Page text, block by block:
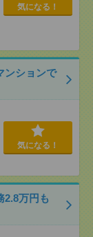
気になる！
ンションで
気になる！
2.8万円も